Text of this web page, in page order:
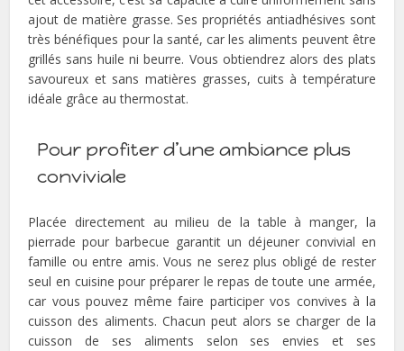
ajout de matière grasse. Ses propriétés antiadhésives sont
très bénéfiques pour la santé, car les aliments peuvent être
grillés sans huile ni beurre. Vous obtiendrez alors des plats
savoureux et sans matières grasses, cuits à température
idéale grâce au thermostat.
Pour profiter d’une ambiance plus
conviviale
Placée directement au milieu de la table à manger, la
pierrade pour barbecue garantit un déjeuner convivial en
famille ou entre amis. Vous ne serez plus obligé de rester
seul en cuisine pour préparer le repas de toute une armée,
car vous pouvez même faire participer vos convives à la
cuisson des aliments. Chacun peut alors se charger de la
cuisson de ses aliments selon ses envies et ses